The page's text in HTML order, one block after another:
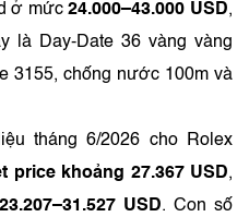
ở mức24.000–43.000 USD,
là Day-Date 36 vàng vàng
3155, chống nước 100m và
tháng 6/2026 cho Rolex
price khoảng 27.367 USD,
23.207–31.527 USD. Con số